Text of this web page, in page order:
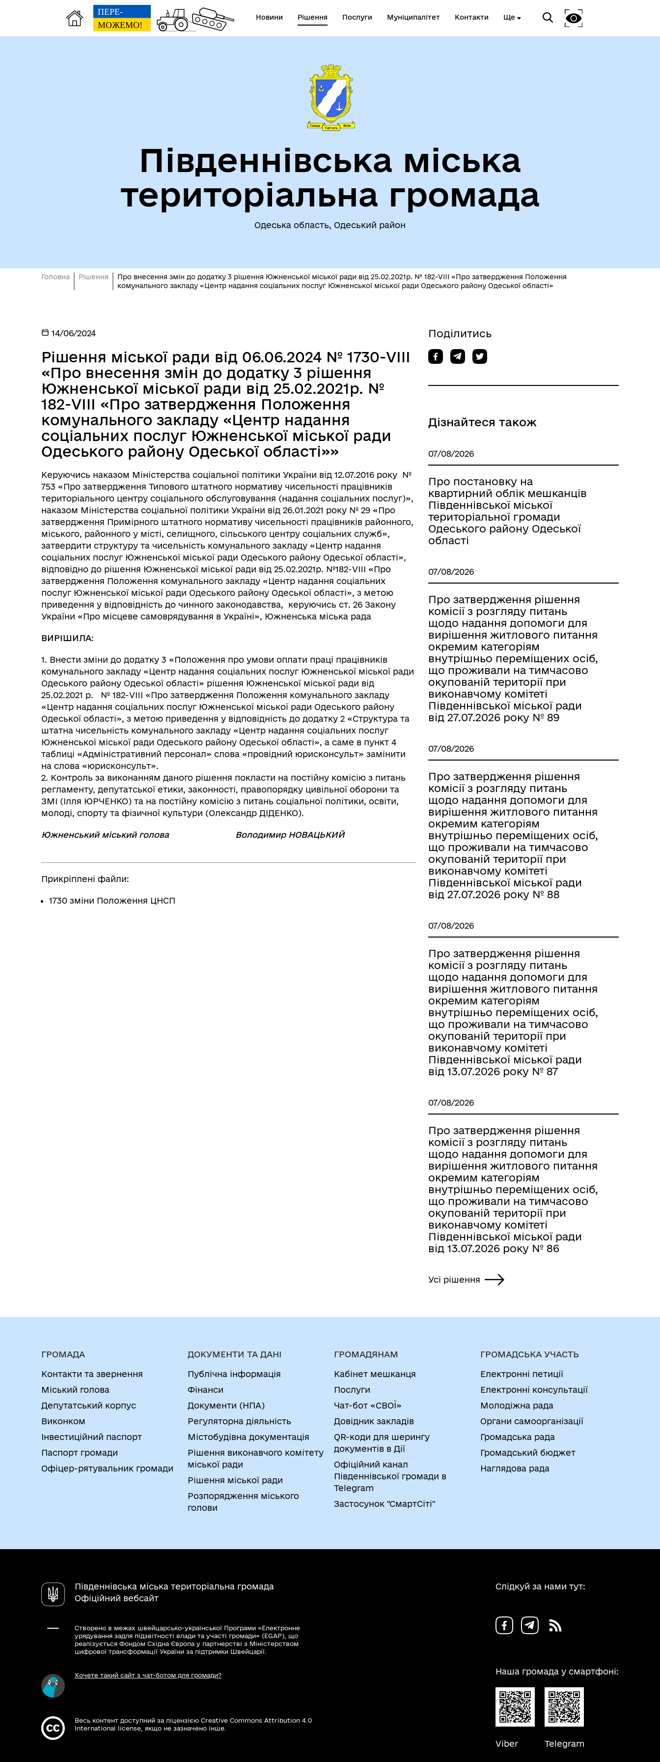
Новини Рішення Послуги Муніципалітет Контакти Ще
Депутати єВідновлення
Туризм
Публічна інформація
Південнівська міська
територіальна громада
Одеська область, Одеський район
Головна Рішення
Про внесення змін до додатку 3 рішення Южненської міської ради від 25.02.2021р. № 182-VIII «Про затвердження Положення
комунального закладу «Центр надання соціальних послуг Южненської міської ради Одеського району Одеської області»
14/06/2024
Рішення міської ради від 06.06.2024 № 1730-VIIІ
«Про внесення змін до додатку 3 рішення
Южненської міської ради від 25.02.2021р. №
182-VIII «Про затвердження Положення
комунального закладу «Центр надання
соціальних послуг Южненської міської ради
Одеського району Одеської області»»
Керуючись наказом Міністерства соціальної політики України від 12.07.2016 року №
753 «Про затвердження Типового штатного нормативу чисельності працівників
територіального центру соціального обслуговування (надання соціальних послуг)»,
наказом Міністерства соціальної політики України від 26.01.2021 року № 29 «Про
затвердження Примірного штатного нормативу чисельності працівників районного,
міського, районного у місті, селищного, сільського центру соціальних служб»,
затвердити структуру та чисельність комунального закладу «Центр надання
соціальних послуг Южненської міської ради Одеського району Одеської області»,
відповідно до рішення Южненської міської ради від 25.02.2021р. №182-VIII «Про
затвердження Положення комунального закладу «Центр надання соціальних
послуг Южненської міської ради Одеського району Одеської області», з метою
приведення у відповідність до чинного законодавства, керуючись ст. 26 Закону
України «Про місцеве самоврядування в Україні», Южненська міська рада
ВИРІШИЛА:
1. Внести зміни до додатку 3 «Положення про умови оплати праці працівників
комунального закладу «Центр надання соціальних послуг Южненської міської ради
Одеського району Одеської області» рішення Южненської міської ради від
25.02.2021 р. № 182-VIII «Про затвердження Положення комунального закладу
«Центр надання соціальних послуг Южненської міської ради Одеського району
Одеської області», з метою приведення у відповідність до додатку 2 «Структура та
штатна чисельність комунального закладу «Центр надання соціальних послуг
Южненської міської ради Одеського району Одеської області», а саме в пункт 4
таблиці «Адміністративний персонал» слова «провідний юрисконсульт» замінити
на слова «юрисконсульт».
2. Контроль за виконанням даного рішення покласти на постійну комісію з питань
регламенту, депутатської етики, законності, правопорядку цивільної оборони та
ЗМІ (Ілля ЮРЧЕНКО) та на постійну комісію з питань соціальної політики, освіти,
молоді, спорту та фізичної культури (Олександр ДІДЕНКО).
Южненський міський голова Володимир НОВАЦЬКИЙ
Прикріплені файли:
1730 зміни Положення ЦНСП
Поділитись
Дізнайтеся також
07/08/2026
Про постановку на
квартирний облік мешканців
Південнівської міської
територіальної громади
Одеського району Одеської
області
07/08/2026
Про затвердження рішення
комісії з розгляду питань
щодо надання допомоги для
вирішення житлового питання
окремим категоріям
внутрішньо переміщених осіб,
що проживали на тимчасово
окупованій території при
виконавчому комітеті
Південнівської міської ради
від 27.07.2026 року № 89
07/08/2026
Про затвердження рішення
комісії з розгляду питань
щодо надання допомоги для
вирішення житлового питання
окремим категоріям
внутрішньо переміщених осіб,
що проживали на тимчасово
окупованій території при
виконавчому комітеті
Південнівської міської ради
від 27.07.2026 року № 88
07/08/2026
Про затвердження рішення
комісії з розгляду питань
щодо надання допомоги для
вирішення житлового питання
окремим категоріям
внутрішньо переміщених осіб,
що проживали на тимчасово
окупованій території при
виконавчому комітеті
Південнівської міської ради
від 13.07.2026 року № 87
07/08/2026
Про затвердження рішення
комісії з розгляду питань
щодо надання допомоги для
вирішення житлового питання
окремим категоріям
внутрішньо переміщених осіб,
що проживали на тимчасово
окупованій території при
виконавчому комітеті
Південнівської міської ради
від 13.07.2026 року № 86
Усі рішення
ГРОМАДА
Контакти та звернення
Міський голова
Депутатський корпус
Виконком
Інвестиційний паспорт
Паспорт громади
Офіцер-рятувальник громади
ДОКУМЕНТИ ТА ДАНІ
Публічна інформація
Фінанси
Документи (НПА)
Регуляторна діяльність
Містобудівна документація
Рішення виконавчого комітету
міської ради
Рішення міської ради
Розпорядження міського
голови
ГРОМАДЯНАМ
Кабінет мешканця
Послуги
Чат-бот «СВОЇ»
Довідник закладів
QR-коди для шерингу
документів в Дії
Офіційний канал
Південнівської громади в
Telegram
Застосунок "СмартСіті"
ГРОМАДСЬКА УЧАСТЬ
Електронні петиції
Електронні консультації
Молодіжна рада
Органи самоорганізації
Громадська рада
Громадський бюджет
Наглядова рада
Південнівська міська територіальна громада
Офіційний вебсайт
Створено в межах швейцарсько-української Програми «Електронне
урядування задля підзвітності влади та участі громади» (EGAP), що
реалізується Фондом Східна Європа у партнерстві з Міністерством
цифрової трансформації України за підтримки Швейцарії.
Хочете такий сайт з чат-ботом для громади?
Весь контент доступний за ліцензією Creative Commons Attribution 4.0
International license, якщо не зазначено інше.
Слідкуй за нами тут:
Наша громада у смартфоні:
Viber Telegram